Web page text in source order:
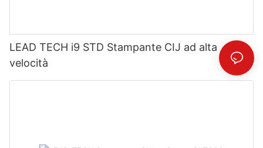
LEAD TECH i9 STD Stampante CIJ ad alta
velocità